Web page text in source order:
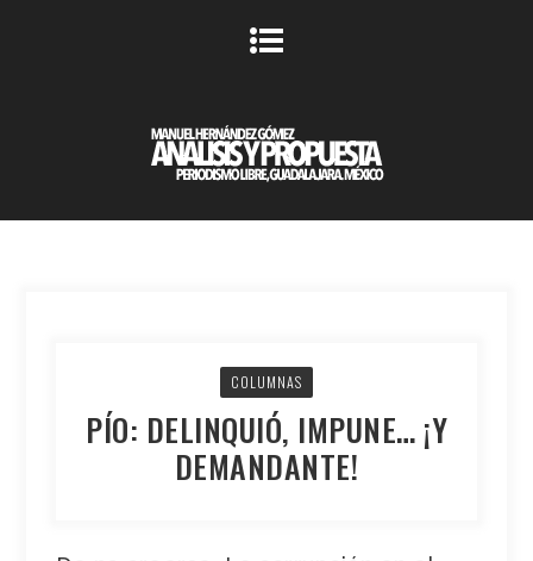
COLUMNAS
PÍO: DELINQUIÓ, IMPUNE… ¡Y
DEMANDANTE!